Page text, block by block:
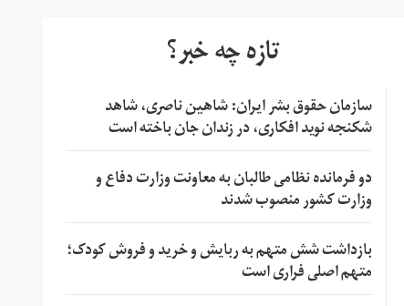
تازه چه خبر؟
سازمان حقوق بشر ایران: شاهین ناصری، شاهد
شکنجه نوید افکاری، در زندان جان باخته است
دو فرمانده نظامی طالبان به معاونت وزارت دفاع و
وزارت کشور منصوب شدند
بازداشت شش متهم به ربایش و خرید و فروش کودک؛
متهم اصلی فراری است